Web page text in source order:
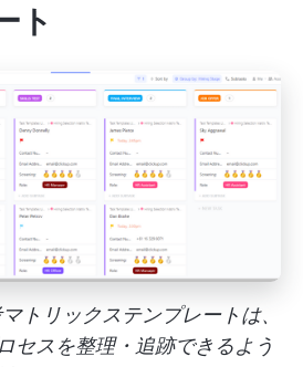
ト
トリックステンプレートは、
セスを整理・追跡できるよう